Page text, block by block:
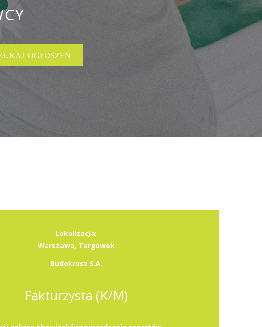
Lokalizacja:
Warszawa, Targówek
Budokrusz S.A.
Fakturzysta (K/M)